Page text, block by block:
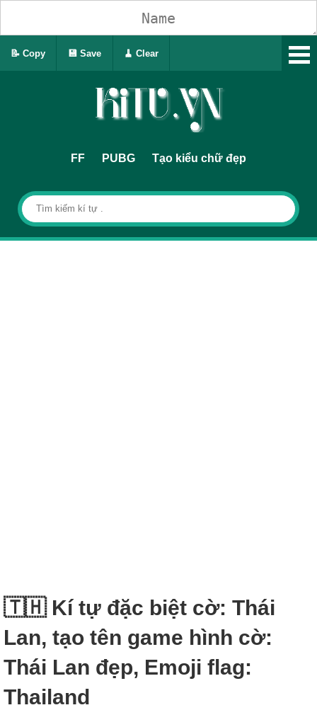
FF PUBG Tạo kiểu chữ đẹp
🇹🇭 Kí tự đặc biệt cờ: Thái
Lan, tạo tên game hình cờ:
Thái Lan đẹp, Emoji flag:
Thailand
📝 Copy 💾 Save 🧹 Clear